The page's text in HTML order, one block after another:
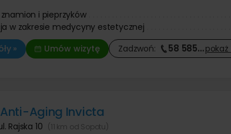
i pieprzyków
w zakresie medycyny estetycznej
»
Umów wizytę Zadzwoń: 58 585…pokaż
Aging Invicta
Rajska 10 (11 km od Sopotu)